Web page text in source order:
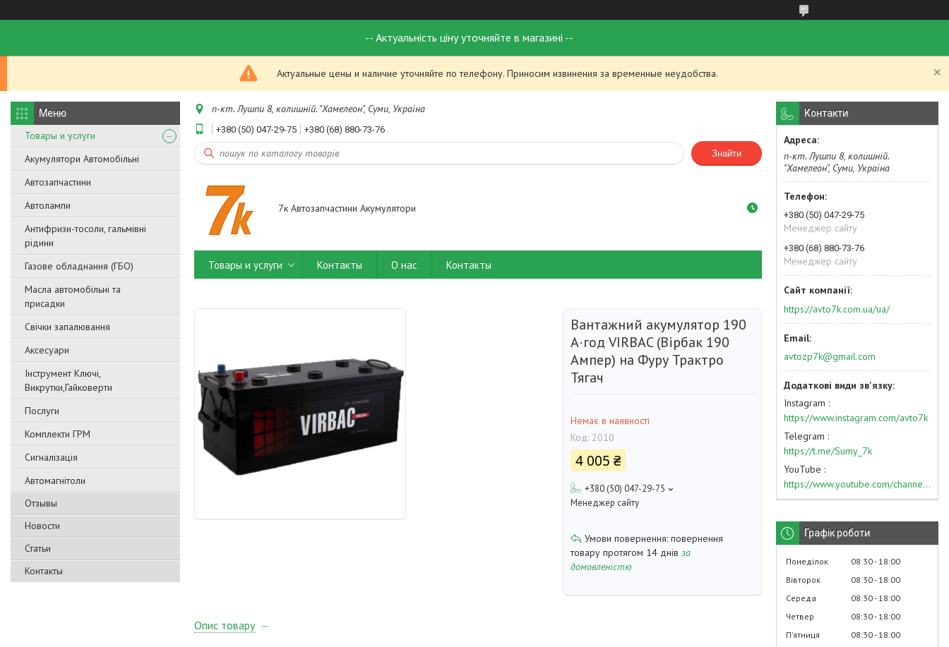
-- Актуальність ціну уточняйте в магазині --
Актуальные цены и наличие уточняйте по телефону. Приносим извинения за временные неудобства.
Товары и услуги
Акумулятори Автомобільні
Автозапчастини
Автолампи
Антифризи-тосоли, гальмівні
рідини
Газове обладнання (ГБО)
Масла автомобільні та
присадки
Свічки запалювання
Аксесуари
Інструмент Ключі,
Викрутки,Гайковерти
Послуги
Комплекти ГРМ
Сигналізація
Автомагнітоли
Отзывы
Новости
Статьи
Контакты
п-кт. Лушпи 8, колишній. "Хамелеон", Суми, Україна
+380 (50) 047-29-75 +380 (68) 880-73-76
Знайти
7к Автозапчастини Акумулятори
Товары и услуги Контакты О нас Контакты
Вантажний акумулятор 190
А·год VIRBAC (Вірбак 190
Ампер) на Фуру Трактро
Тягач
Немає в наявності
Код: 2010
4 005 ₴
+380 (50) 047-29-75
Менеджер сайту
повернення
товару протягом 14 днів за
домовленістю
Опис товару
Контакти
п-кт. Лушпи 8, колишній.
"Хамелеон", Суми, Україна
+380 (50) 047-29-75
Менеджер сайту
+380 (68) 880-73-76
Менеджер сайту
https://avto7k.com.ua/ua/
avtozp7k@gmail.com
Instagram
https://www.instagram.com/avto7k
Telegram
https://t.me/Sumy_7k
YouTube
https://www.youtube.com/channel/UC574nvqqf5H_LzT4Va_GpQg?view_as=subscriber
Графік роботи
Понеділок 08:30 18:00
Вівторок
08:30 18:00
Середа
08:30 18:00
Четвер
08:30 18:00
Пʼятниця
08:30 18:00